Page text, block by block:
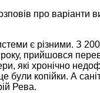
про
є різними. З
прийшовся
які хронічно
були копійки. А
Рева.